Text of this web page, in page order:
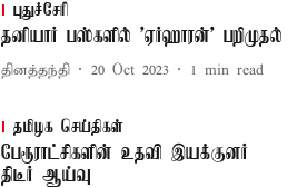
புதுச்சேரி
தனியார் பஸ்களில் 'ஏர்ஹாரன்' பறிமுதல்
தினத்தந்தி 20 Oct 2023 1 min read
தமிழக செய்திகள்
பேரூராட்சிகளின் உதவி இயக்குனர்
திடீர் ஆய்வு